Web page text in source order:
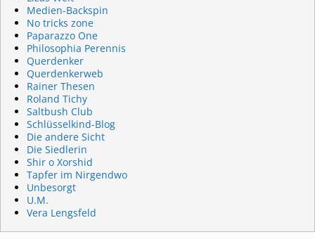
Medien-Backspin
No tricks zone
Paparazzo One
Philosophia Perennis
Querdenker
Querdenkerweb
Rainer Thesen
Roland Tichy
Saltbush Club
Schlüsselkind-Blog
Die andere Sicht
Die Siedlerin
Shir o Xorshid
Tapfer im Nirgendwo
Unbesorgt
U.M.
Vera Lengsfeld